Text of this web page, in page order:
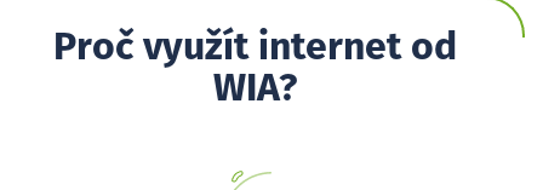
Proč využít internet od
WIA?